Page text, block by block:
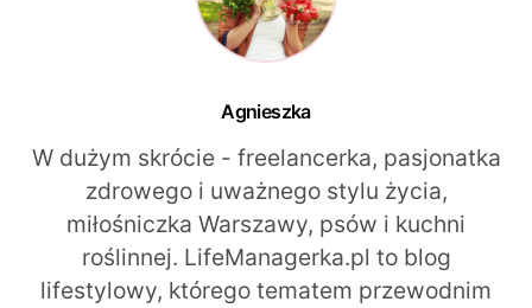
Agnieszka
W dużym skrócie - freelancerka, pasjonatka
zdrowego i uważnego stylu życia,
miłośniczka Warszawy, psów i kuchni
roślinnej. LifeManagerka.pl to blog
lifestylowy, którego tematem przewodnim